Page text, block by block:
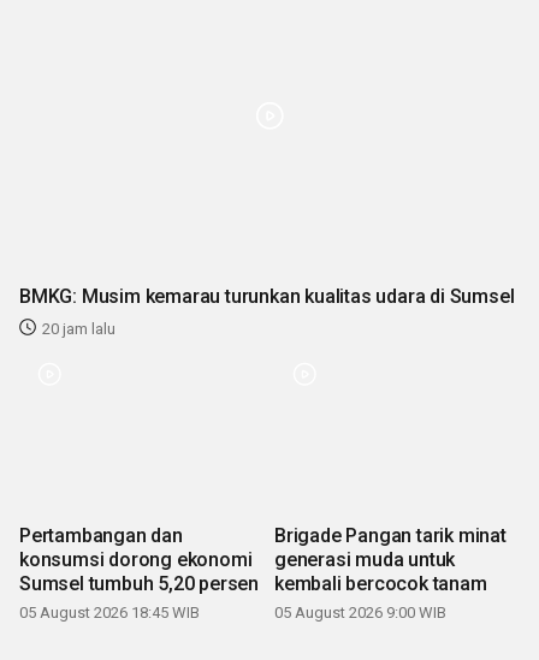
BMKG: Musim kemarau turunkan kualitas udara di Sumsel
20 jam lalu
Pertambangan dan
konsumsi dorong ekonomi
Sumsel tumbuh 5,20 persen
05 August 2026 18:45 WIB
Brigade Pangan tarik minat
generasi muda untuk
kembali bercocok tanam
05 August 2026 9:00 WIB